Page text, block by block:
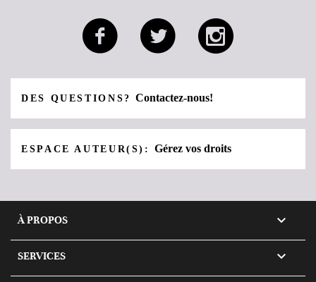
DES QUESTIONS?Contactez-nous!
ESPACE AUTEUR(S):Gérez vos droits
À PROPOS 
SERVICES 